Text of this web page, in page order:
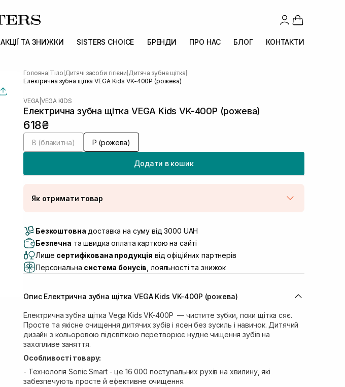
АКЦІЇ ТА ЗНИЖКИ SISTERS CHOICE БРЕНДИ ПРО НАС БЛОГ КОНТАКТИ
Головна Тіло Дитячі засоби гігієни Дитяча зубна щітка
Електрична зубна щітка VEGA Kids VK-400Р (рожева)
VEGA VEGA KIDS
Електрична зубна щітка VEGA Kids VK-400Р (рожева)
618₴
B (блакитна) Р (рожева)
Додати в кошик
Як отримати товар
Самовивіз м. Луцьк, вул. Винниченка 4
Самовивіз м. Львів, вул. Академіка Підстригача, 1В (Duck’s
Самовивіз м. Львів, вул. Івана Франка 36
Самовивіз м. Львів, вул. Степана Бандери 45 В наявності
Самовивіз м. Рівне, вул. Кулика і Гудачека 23 (ТЦ Екватор) В наявності
Безкоштовна доставка на суму від 3000 UAH
Безпечна та швидка оплата карткою на сайті
Лише сертифікована продукція від офіційних партнерів
Персональна система бонусів , лояльності та знижок
Опис Електрична зубна щітка VEGA Kids VK-400Р (рожева)
Електрична зубна щітка Vega Kids VK-400Р — чистите зубки, поки щітка сяє.
Просте та якісне очищення дитячих зубів і ясен без зусиль і навичок. Дитячий
дизайн з кольоровою підсвіткою перетворює нудне чищення зубів на
захопливе заняття.
Особливості товару:
- Технологія Sonic Smart - це 16 000 поступальних рухів на хвилину, які
забезпечують просте й ефективне очищення.